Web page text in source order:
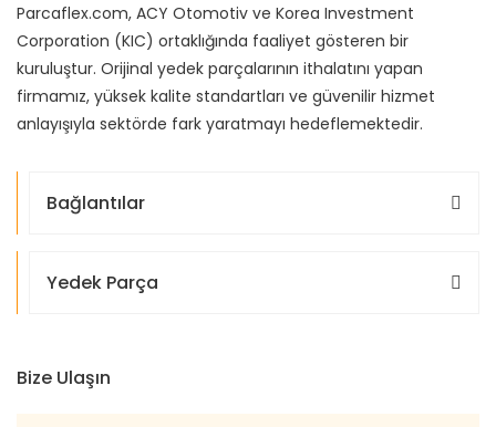
Parcaflex.com, ACY Otomotiv ve Korea Investment
Corporation (KIC) ortaklığında faaliyet gösteren bir
kuruluştur. Orijinal yedek parçalarının ithalatını yapan
firmamız, yüksek kalite standartları ve güvenilir hizmet
anlayışıyla sektörde fark yaratmayı hedeflemektedir.
Bağlantılar
Yedek Parça
Bize Ulaşın